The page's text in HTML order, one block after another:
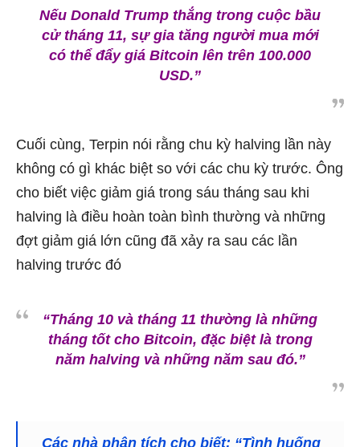
Nếu Donald Trump thắng trong cuộc bầu
cử tháng 11, sự gia tăng người mua mới
có thể đẩy giá Bitcoin lên trên 100.000
USD.”
Cuối cùng, Terpin nói rằng chu kỳ halving lần này
không có gì khác biệt so với các chu kỳ trước. Ông
cho biết việc giảm giá trong sáu tháng sau khi
halving là điều hoàn toàn bình thường và những
đợt giảm giá lớn cũng đã xảy ra sau các lần
halving trước đó
“Tháng 10 và tháng 11 thường là những
tháng tốt cho Bitcoin, đặc biệt là trong
năm halving và những năm sau đó.”
Các nhà phân tích cho biết: “Tình huống